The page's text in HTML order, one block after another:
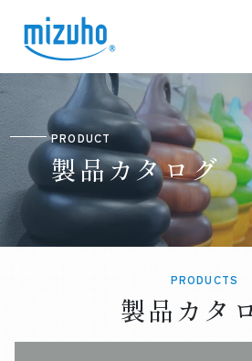
PRODUCT
製品カタログ
PRODUCTS
製品カタ